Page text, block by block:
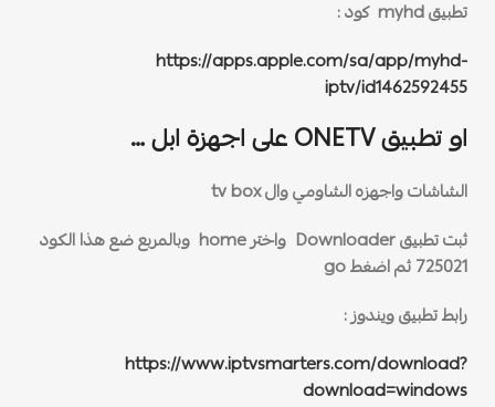
تطبيق myhd كود :
https://apps.apple.com/sa/app/myhd-
iptv/id1462592455
او تطبيق ONETV على اجهزة ابل …
الشاشات واجهزه الشاومي وال tv box
ثبت تطبيق Downloader واختر home وبالمربع ضع هذا الكود
725021 ثم اضغط go
رابط تطبيق ويندوز :
https://www.iptvsmarters.com/download?
download=windows